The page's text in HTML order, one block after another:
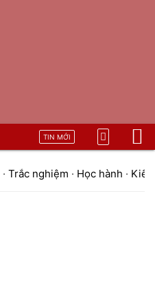
TIN MỚI
· Trắc nghiệm · Học hành ·